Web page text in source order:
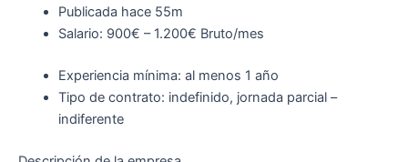
Publicada hace 55m
Salario: 900€ – 1.200€ Bruto/mes
Experiencia mínima: al menos 1 año
Tipo de contrato: indefinido, jornada parcial –
indiferente